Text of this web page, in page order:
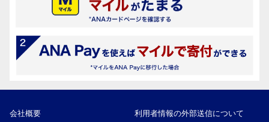
会社概要 利用者情報の外部送信について